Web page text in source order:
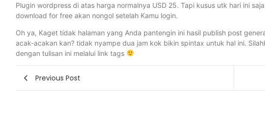
Plugin wordpress di atas harga normalnya USD 25. Tapi kusus utk hari ini
download for free akan nongol setelah Kamu login.
Oh ya, Kaget tidak halaman yang Anda pantengin ini hasil publish post
acak-acakan kan? tidak nyampe dua jam kok bikin spintax untuk hal ini.
dengan tulisan ini melalui link tags
Previous Post